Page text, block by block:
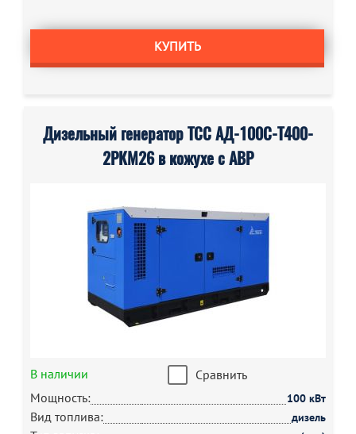
КУПИТЬ
Дизельный генератор ТСС АД-100С-Т400-
2РКМ26 в кожухе с АВР
В наличии
Сравнить
Мощность:
100 кВт
Вид топлива: дизель